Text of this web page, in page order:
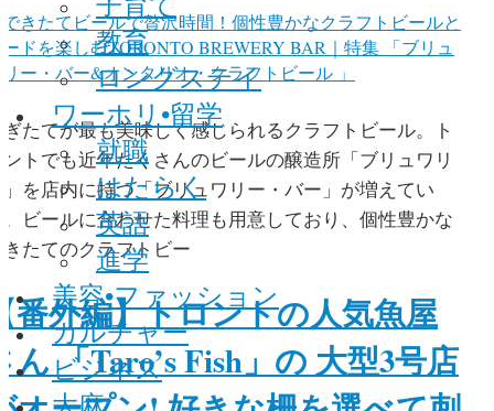
教育
ロングステイ
ワーホリ•留学
就職
はたらく
英語
進学
美容•ファッション
カルチャー
ビジネス
たてが最も美味しく感じられるクラフトビール。ト
トでも近年たくさんのビールの醸造所「ブリュワリ
を店内に持つ「ブリュワリー・バー」が増えてい
ビールに合わせた料理も用意しており、個性豊かな
たてのクラフトビー
番外編】トロントの人気魚屋
ん 「Taro’s Fish」の 大型3号店